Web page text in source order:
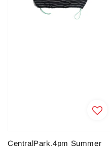
CentralPark.4pm Summer